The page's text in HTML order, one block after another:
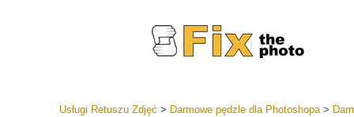
Usługi Retuszu Zdjęć > Darmowe pędzle dla Photoshopa>